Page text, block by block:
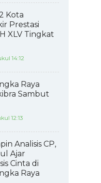
Kota
Prestasi
XLV Tingkat
14:12
Raya
Sambut
12:13
Analisis CP,
Ajar
Cinta di
Raya